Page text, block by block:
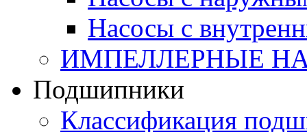
Насосы с
ИМПЕЛЛЕРНЫЕ
Подшипники
Классификация